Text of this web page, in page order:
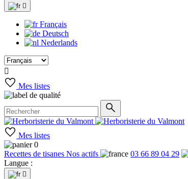

Français
Deutsch
Nederlands

Mes listes
Mes listes
0
Recettes de tisanes Nos actifs 03 66 89 04 29
Langue :
